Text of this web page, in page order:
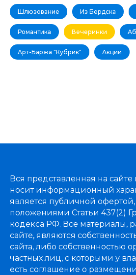
Шлюзование Из Бердска
Романтика Вечеринки
Арт-Баржа "Кубрик" Акции
Вся представленная на
носит информационный
является публичной
положениями Статьи 437(2)
кодекса РФ. Все материалы,
сайте, являются
сайта, либо собственностью
частных лиц, с которыми у
есть соглашение о